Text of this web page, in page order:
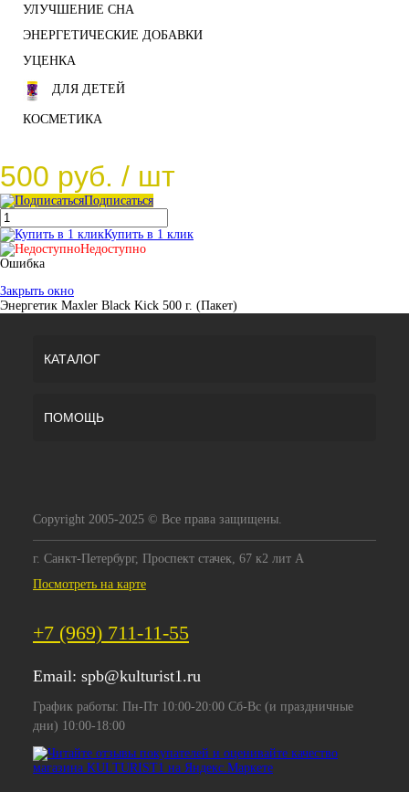
УЛУЧШЕНИЕ СНА
ЭНЕРГЕТИЧЕСКИЕ ДОБАВКИ
УЦЕНКА
ДЛЯ ДЕТЕЙ
КОСМЕТИКА
500 руб. / шт
Подписаться
Купить в 1 клик
Недоступно
Ошибка
Закрыть окно
Энергетик Maxler Black Kick 500 г. (Пакет)
КАТАЛОГ
ПОМОЩЬ
Copyright 2005-2025 © Все права защищены.
г. Санкт-Петербург, Проспект стачек, 67 к2 лит А
Посмотреть на карте
+7 (969) 711-11-55
Email: spb@kulturist1.ru
График работы: Пн-Пт 10:00-20:00 Сб-Вс (и праздничные
дни) 10:00-18:00